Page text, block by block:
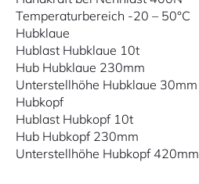
Temperaturbereich -20 – 50°C
Hubklaue
Hublast Hubklaue 10t
Hub Hubklaue 230mm
Unterstellhöhe Hubklaue 30mm
Hubkopf
Hublast Hubkopf 10t
Hub Hubkopf 230mm
Unterstellhöhe Hubkopf 420mm